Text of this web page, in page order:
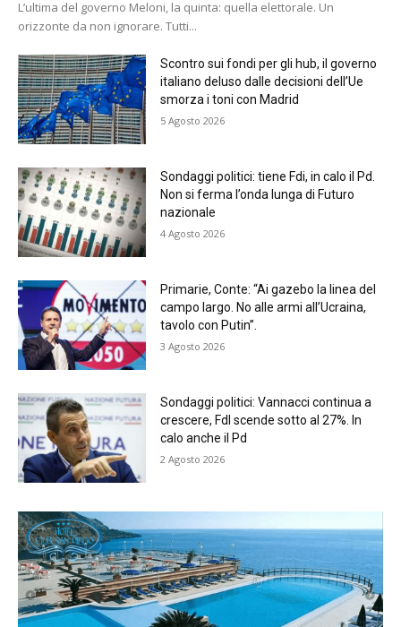
L’ultima del governo Meloni, la quinta: quella elettorale. Un
orizzonte da non ignorare. Tutti...
Scontro sui fondi per gli hub, il governo
italiano deluso dalle decisioni dell’Ue
smorza i toni con Madrid
5 Agosto 2026
Sondaggi politici: tiene Fdi, in calo il Pd.
Non si ferma l’onda lunga di Futuro
nazionale
4 Agosto 2026
Primarie, Conte: “Ai gazebo la linea del
campo largo. No alle armi all’Ucraina,
tavolo con Putin”.
3 Agosto 2026
Sondaggi politici: Vannacci continua a
crescere, FdI scende sotto al 27%. In
calo anche il Pd
2 Agosto 2026